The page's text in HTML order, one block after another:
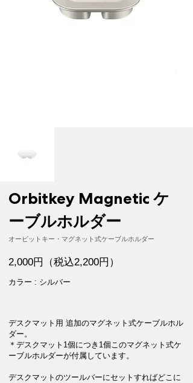
Orbitkey Magnetic ケ
ーブルホルダー
オービットキー・マグネット式ケーブルホルダー
2,000円（税込2,200円）
カラー : シルバー
デスクマット用 追加のマグネット式ケーブルホル
ダー。
​＊デスクマット1個につき1個このマグネット式ケ
ーブルホルダーが付属しています。
デスクマットのツールバーにセットすればどこに